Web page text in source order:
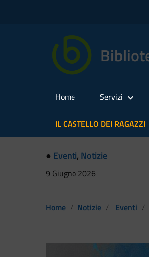
Home Servizi
IL CASTELLO DEI RAGAZZI
● Eventi, Notizie
9 Giugno 2026
Home Notizie Eventi